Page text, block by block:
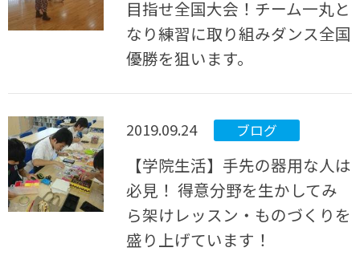
目指せ全国大会！チーム一丸と
なり練習に取り組みダンス全国
優勝を狙います。
2019.09.24 ブログ
【学院生活】手先の器用な人は
必見！ 得意分野を生かしてみ
ら架けレッスン・ものづくりを
盛り上げています！